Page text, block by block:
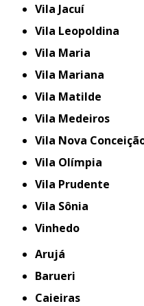
Vila Jacuí
Vila Leopoldina
Vila Maria
Vila Mariana
Vila Matilde
Vila Medeiros
Vila Nova
Vila Olímpia
Vila Prudente
Vila Sônia
Vinhedo
Arujá
Barueri
Caieiras